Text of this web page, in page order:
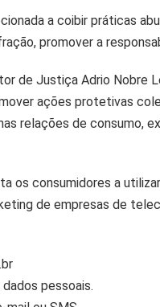
a coibir práticas
promover a
de Justiça Adrio
ações protetivas
relações de consumo,
os consumidores a
de empresas de
pessoais.